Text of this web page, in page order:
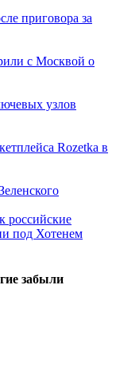
приговора за
с Москвой о
узлов
Rozetka в
под Хотенем
забыли